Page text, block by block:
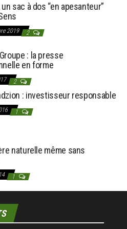
sac à dos “en apesanteur”
2019 2
: la presse
en forme
2
: investisseur responsable
1
naturelle même sans
1